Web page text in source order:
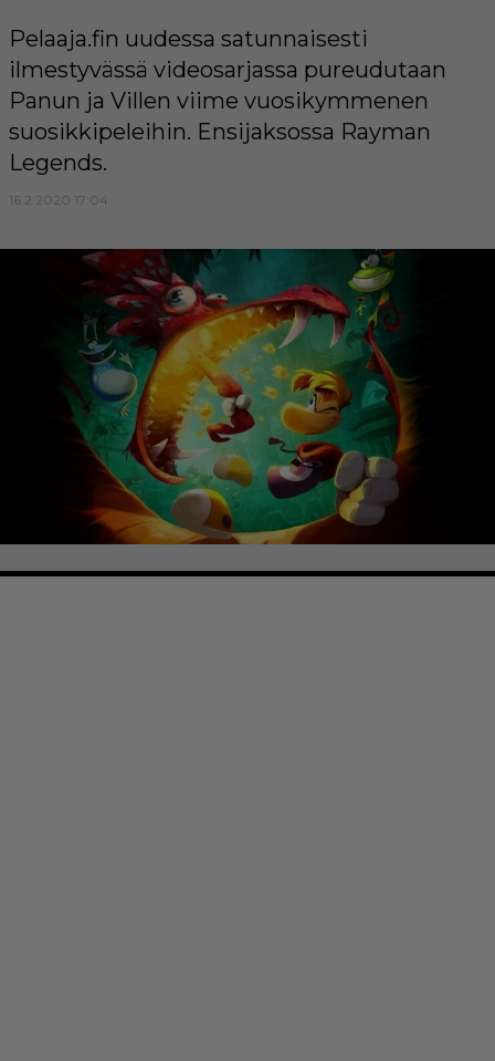
Pelaaja.fin uudessa satunnaisesti
ilmestyvässä videosarjassa pureudutaan
Panun ja Villen viime vuosikymmenen
suosikkipeleihin. Ensijaksossa Rayman
Legends.
16.2.2020 17:04